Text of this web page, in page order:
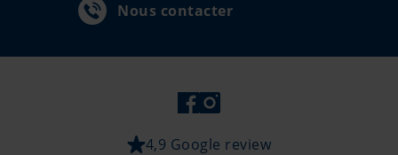
Nous contacter
4,9 Google review